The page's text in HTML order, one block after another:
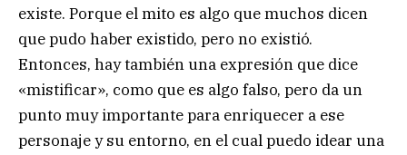
existe. Porque el mito es algo que muchos dicen
que pudo haber existido, pero no existió.
Entonces, hay también una expresión que dice
«mistificar», como que es algo falso, pero da un
punto muy importante para enriquecer a ese
personaje y su entorno, en el cual puedo idear una